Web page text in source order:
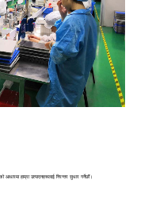
आधारमा हाम्रा उत्पादनहरूलाई निरन्तर सुधार गर्नेछौं।